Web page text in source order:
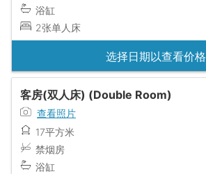
浴缸
2张单人床
选择日期以查看价格
客房(双人床) (Double Room)
查看照片
17平方米
禁烟房
浴缸